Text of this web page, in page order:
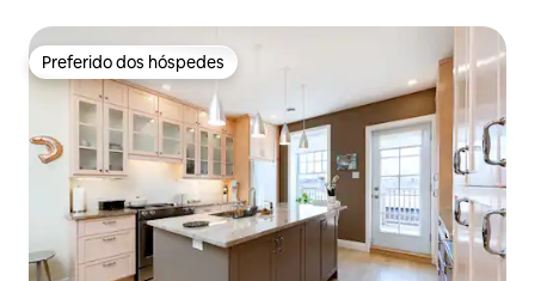
Preferido dos hóspedes
Preferido dos hóspedes